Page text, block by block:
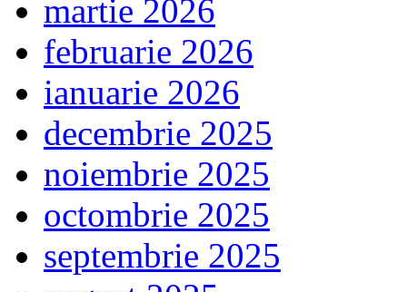
martie 2026
februarie 2026
ianuarie 2026
decembrie 2025
noiembrie 2025
octombrie 2025
septembrie 2025